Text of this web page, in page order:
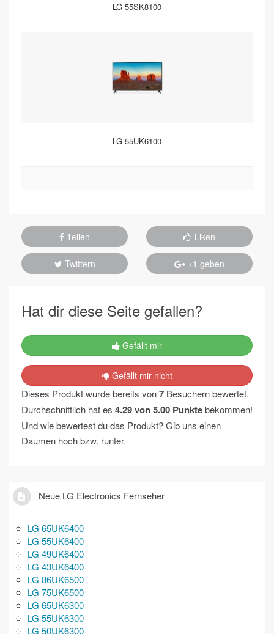
LG 55SK8100
LG 55UK6100
Teilen Liken
Twittern +1 geben
Hat dir diese Seite gefallen?
Gefällt mir
Gefällt mir nicht
Dieses Produkt wurde bereits von7 Besuchern bewertet.
Durchschnittlich hat es 4.29von5.00 Punktebekommen!
Und wie bewertest du das Produkt? Gib uns einen
Daumen hoch bzw. runter.
Neue LG Electronics Fernseher
LG 65UK6400
LG 55UK6400
LG 49UK6400
LG 43UK6400
LG 86UK6500
LG 75UK6500
LG 65UK6300
LG 55UK6300
LG 50UK6300